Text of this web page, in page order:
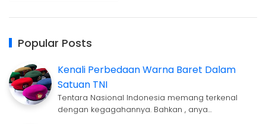
Popular Posts
Kenali Perbedaan Warna Baret Dalam
Satuan TNI
Tentara Nasional Indonesia memang terkenal
dengan kegagahannya. Bahkan , anya…